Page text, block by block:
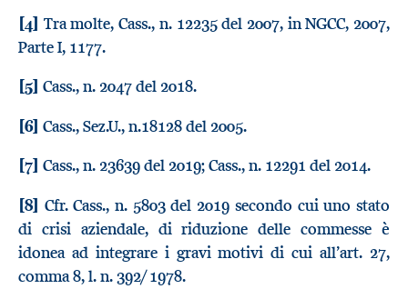
[4] Tra molte, Cass., n. 12235 del 2007, in NGCC, 2007,
Parte I, 1177.
[5] Cass., n. 2047 del 2018.
[6] Cass., Sez.U., n.18128 del 2005.
[7] Cass., n. 23639 del 2019; Cass., n. 12291 del 2014.
[8] Cfr. Cass., n. 5803 del 2019 secondo cui uno stato
di crisi aziendale, di riduzione delle commesse è
idonea ad integrare i gravi motivi di cui all’art. 27,
comma 8, l. n. 392/ 1978.